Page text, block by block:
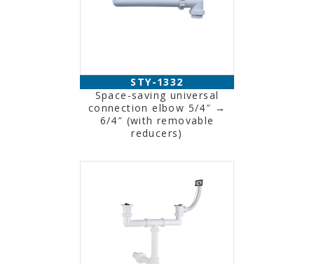
STY-1332
Space-saving universal
connection elbow 5/4″ →
6/4″ (with removable
reducers)